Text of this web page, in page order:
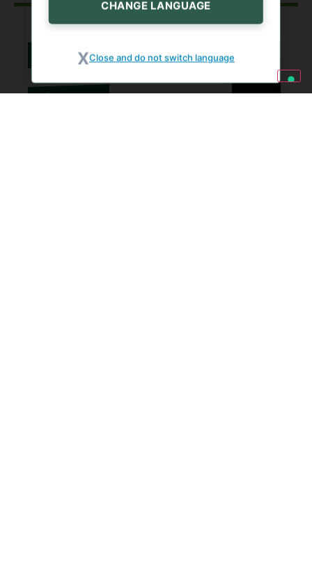
TISKOVÉ ZPRÁVY
CHANGE LANGUAGE
Close and do not switch language